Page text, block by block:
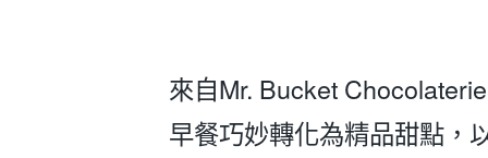
來自Mr. Bucket
早餐巧妙轉化為精品甜點，